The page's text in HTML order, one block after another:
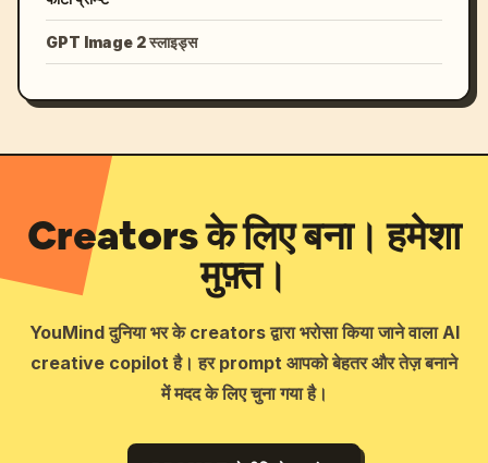
GPT Image 2 स्लाइड्स
Creators के लिए बना। हमेशा
मुफ़्त।
YouMind दुनिया भर के creators द्वारा भरोसा किया जाने वाला AI
creative copilot है। हर prompt आपको बेहतर और तेज़ बनाने
में मदद के लिए चुना गया है।